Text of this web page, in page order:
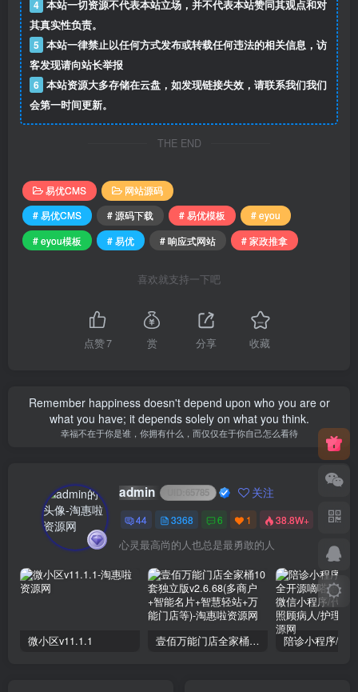
4 本站一切资源不代表本站立场，并不代表本站赞同其观点和对
其真实性负责。
5 本站一律禁止以任何方式发布或转载任何违法的相关信息，访
客发现请向站长举报
6 本站资源大多存储在云盘，如发现链接失效，请联系我们我们
会第一时间更新。
THE END
易优CMS
网站源码
# 易优CMS
# 源码下载 # 易优模板
# eyou
# eyou模板
# 易优 # 响应式网站 # 家政推拿
喜欢就支持一下吧
点赞7 赏 分享 收藏
Remember happiness doesn't depend upon who you are or
what you have; it depends solely on what you think.
幸福不在于你是谁，你拥有什么，而仅仅在于你自己怎么看待
admin 65785 关注
44 3368 6 1 38.8W+
心灵最高尚的人也总是最勇敢的人
微小区v11.1.1 壹佰万能门店全家桶10套独立版v2.6.68(​多商户+智能名片+智慧轻站+万能门店等)